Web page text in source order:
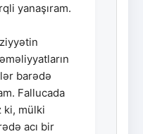
yanaşıram.
barədə
Fallucada
ki, mülki
acı bir